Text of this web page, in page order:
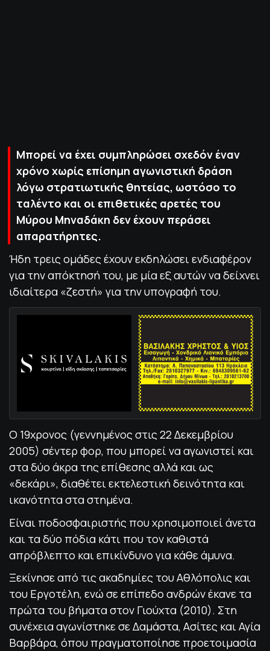
Μπορεί να έχει συμπληρώσει σχεδόν έναν
χρόνο χωρίς επίσημη αγωνιστική δράση
λόγω στρατιωτικής θητείας, ωστόσο το
ταλέντο και οι επιθετικές αρετές του
Μύρου Μηναδάκη δεν έχουν περάσει
απαρατήρητες.
Ήδη τρεις ομάδες έχουν εκδηλώσει ενδιαφέρον
για την απόκτησή του, με μία εξ αυτών να δείχνει
ιδιαίτερα «ζεστή» για την υπογραφή του.
Ο 19χρονος (γεννημένος στις 22 Δεκεμβρίου
2005) σέντερ φορ, που μπορεί να αγωνιστεί και
στα δύο άκρα της επίθεσης αλλά και ως
«δεκάρι», διαθέτει εκτελεστική δεινότητα και
ικανότητα στα στημένα.
Είναι ποδοσφαιριστής που χρησιμοποιεί άνετα
και τα δύο πόδια κάτι που τον καθιστά
απρόβλεπτο και επικίνδυνο για κάθε άμυνα.
Ξεκίνησε από τις ακαδημίες του Αθλόπολις και
του Εργοτέλη, ενώ σε επίπεδο ανδρών έκανε τα
πρώτα του βήματα στον Γιούχτα (2010). Στη
συνέχεια αγωνίστηκε σε Δαμάστα, Ασίτες και Αγία
Βαρβάρα, όπου πραγματοποίησε προετοιμασία